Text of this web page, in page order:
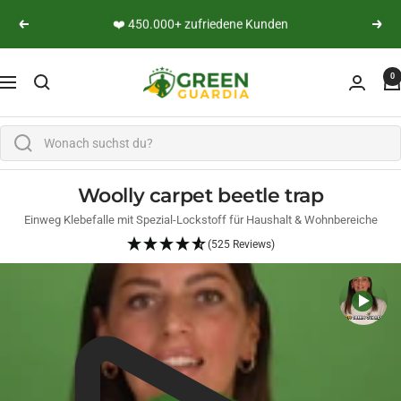
Previous
👨‍🔬 Persönliche Expertenberatung Next
Navigation
Green Guardia - Ihr Experte für Schädlinge und 0
Woolly carpet beetle trap
Einweg Klebefalle mit Spezial-Lockstoff für Haushalt & Wohnbereiche
(525 Reviews)